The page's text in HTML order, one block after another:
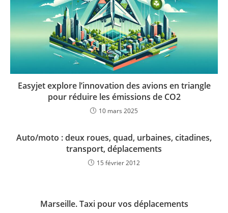
Easyjet explore l’innovation des avions en triangle
pour réduire les émissions de CO2
10 mars 2025
Auto/moto : deux roues, quad, urbaines, citadines,
transport, déplacements
15 février 2012
Marseille. Taxi pour vos déplacements